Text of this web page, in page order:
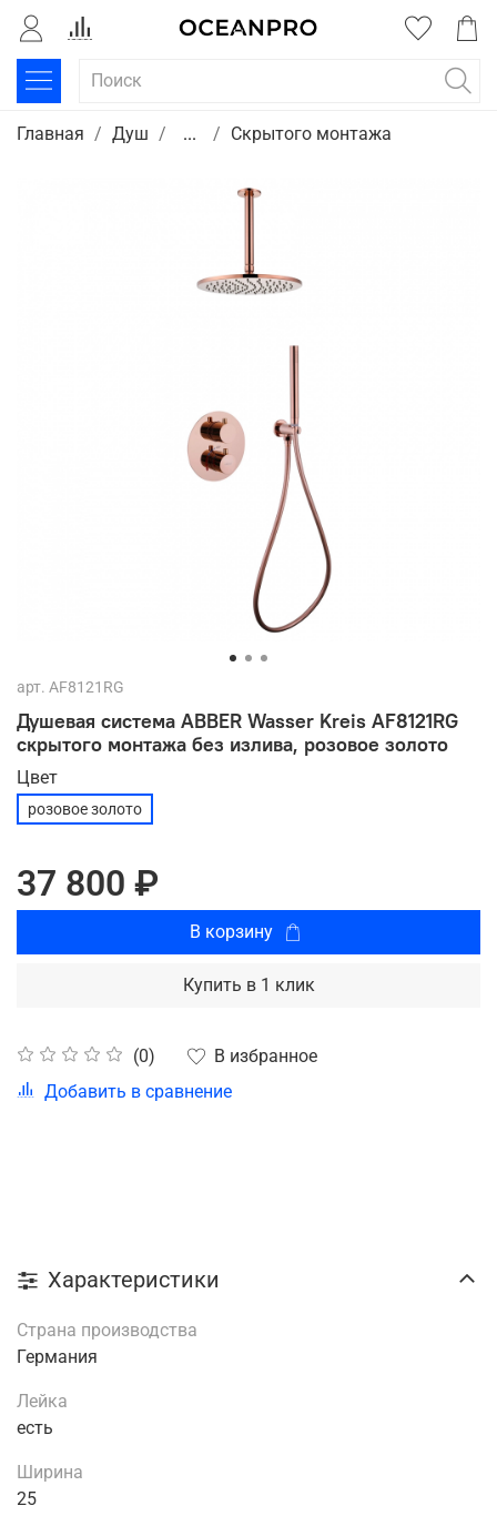
Главная Душ ... Скрытого монтажа
арт. AF8121RG
Душевая система ABBER Wasser Kreis AF8121RG
скрытого монтажа без излива, розовое золото
(0)
В избранное
Добавить в сравнение
Цвет
розовое золото
37 800 ₽
В корзину
Купить в 1 клик
Характеристики
Страна производства
Германия
Лейка
есть
Ширина
25